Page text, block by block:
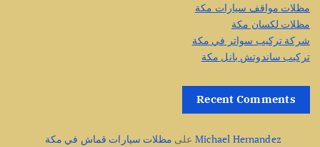
مظلات مواقف سيارات مكة
مظلات لكسان مكة
شركة تركيب سواتر في مكة
تركيب ساندوتش بانل مكة
Recent Comments
Michael Hernandez على مظلات سيارات قماش في مكة